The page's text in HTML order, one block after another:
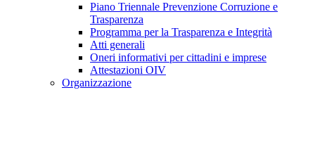
Piano Triennale Prevenzione Corruzione e
Trasparenza
Programma per la Trasparenza e Integrità
Atti generali
Oneri informativi per cittadini e imprese
Attestazioni OIV
Organizzazione